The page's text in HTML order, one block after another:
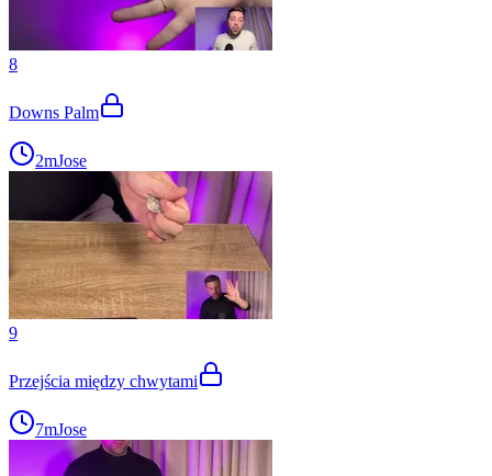
8
Downs Palm
2mJose
9
Przejścia między chwytami
7mJose